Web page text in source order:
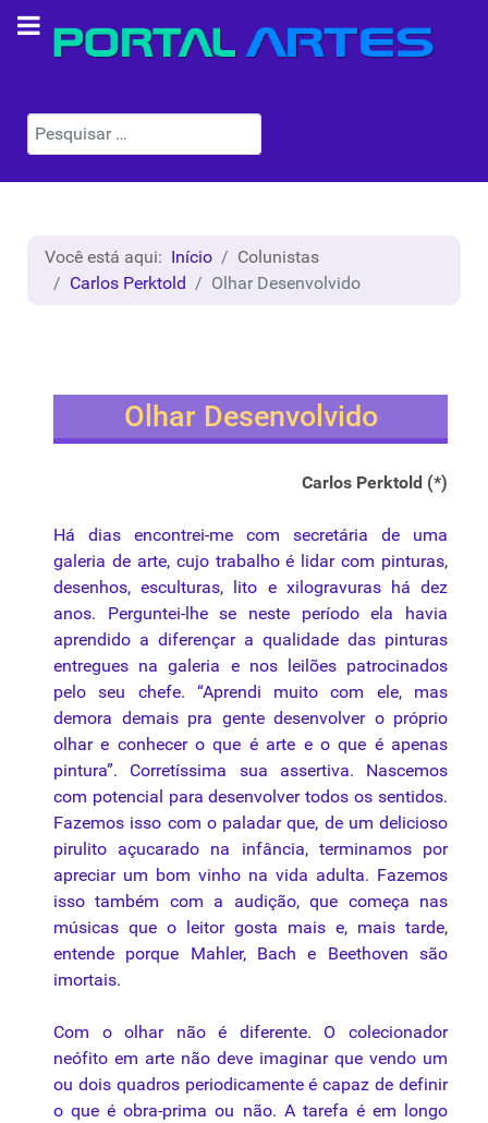
Pesquisar
Você está aqui: Início
Colunistas
Carlos Perktold
Olhar Desenvolvido
Olhar Desenvolvido
Carlos Perktold (*)
Há dias encontrei-me com secretária de uma
galeria de arte, cujo trabalho é lidar com pinturas,
desenhos, esculturas, lito e xilogravuras há dez
anos. Perguntei-lhe se neste período ela havia
aprendido a diferençar a qualidade das pinturas
entregues na galeria e nos leilões patrocinados
pelo seu chefe. “Aprendi muito com ele, mas
demora demais pra gente desenvolver o próprio
olhar e conhecer o que é arte e o que é apenas
pintura”. Corretíssima sua assertiva. Nascemos
com potencial para desenvolver todos os sentidos.
Fazemos isso com o paladar que, de um delicioso
pirulito açucarado na infância, terminamos por
apreciar um bom vinho na vida adulta. Fazemos
isso também com a audição, que começa nas
músicas que o leitor gosta mais e, mais tarde,
entende porque Mahler, Bach e Beethoven são
imortais.
Com o olhar não é diferente. O colecionador
neófito em arte não deve imaginar que vendo um
ou dois quadros periodicamente é capaz de definir
o que é obra-prima ou não. A tarefa é em longo